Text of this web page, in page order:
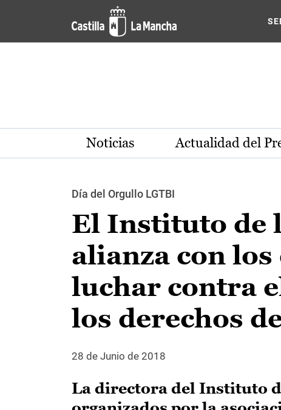
Pasar al contenido principal
Noticias Actualidad del
Día del Orgullo LGTBI
El Instituto de
alianza con
luchar contra
los derechos
28 de Junio de 2018
La directora del Instituto